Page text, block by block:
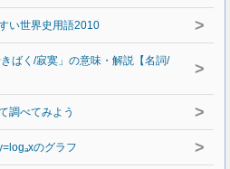
い世界史用語2010 >
ばく/寂寞」の意味・解説【名詞/
>
調べてみよう >
のグラフ >